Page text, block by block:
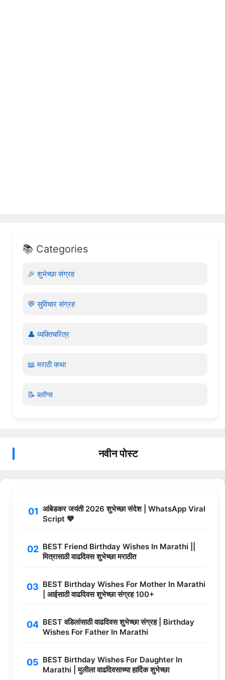
📚 Categories
🎉 शुभेच्छा संग्रह
💬 सुविचार संग्रह
👤 व्यक्तिचरित्र
📖 मराठी कथा
📝 ब्लॉग्स
नवीन पोस्ट
आंबेडकर जयंती 2026 शुभेच्छा संदेश | WhatsApp Viral
Script 💙
BEST Friend Birthday Wishes In Marathi ||
मित्रासाठी वाढदिवस शुभेच्छा मराठीत
BEST Birthday Wishes For Mother In Marathi
| आईसाठी वाढदिवस शुभेच्छा संग्रह 100+
BEST वडिलांसाठी वाढदिवस शुभेच्छा संग्रह | Birthday
Wishes For Father In Marathi
BEST Birthday Wishes For Daughter In
Marathi | मुलीला वाढदिवसाच्या हार्दिक शुभेच्छा